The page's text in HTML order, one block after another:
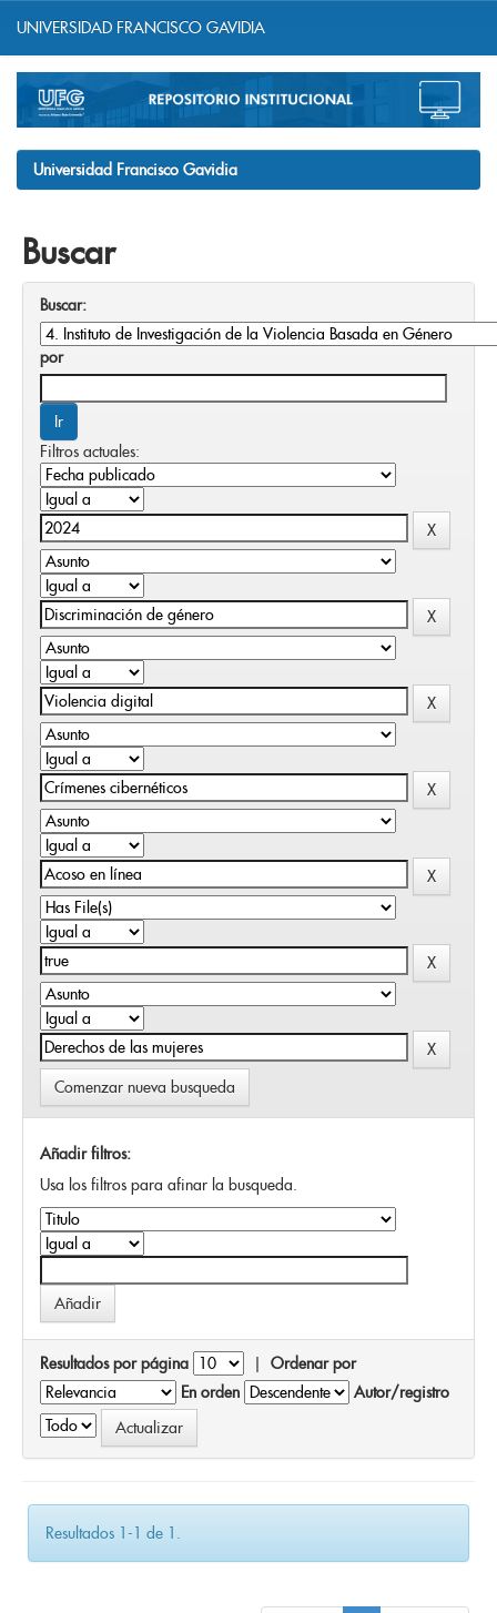
navigation
UNIVERSIDAD FRANCISCO GAVIDIA
Universidad Francisco Gavidia
Buscar
Buscar:
por
Filtros actuales:
Comenzar nueva busqueda
Añadir filtros:
Usa los filtros para afinar la busqueda.
Resultados por página | Ordenar por
En orden
Autor/registro
Resultados 1-1 de 1.